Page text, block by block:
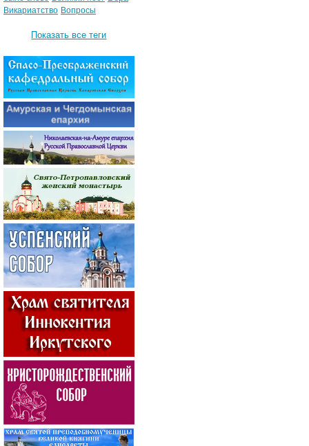
Викариатство Вопросы
Показать все теги